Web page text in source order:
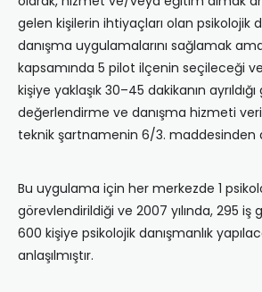
gelen kişilerin ihtiyaçları olan psikolojik
danışma uygulamalarını sağlamak
kapsamında 5 pilot ilçenin seçileceği
kişiye yaklaşık 30–45 dakikanın
değerlendirme ve danışma hizmeti
teknik şartnamenin 6/3. maddesinden
Bu uygulama için her merkezde 1
görevlendirildiği ve 2007 yılında, 295
600 kişiye psikolojik danışmanlık
anlaşılmıştır.